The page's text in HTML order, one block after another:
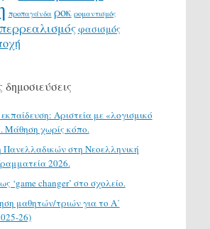
προπαγάνδα ροκ ρομαντισμός
φασισμός
Αριστεία με «λογισμικό
Μάθηση χωρίς κόπο.
στη Νεοελληνική
2026.
‘game changer’ στο σχολείο.
μαθητών/τριών για το Α΄
26)